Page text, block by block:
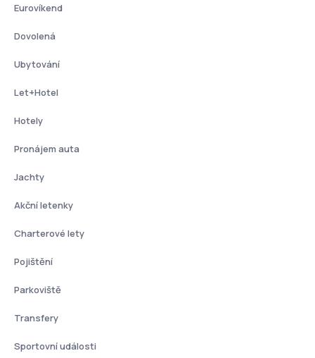
Eurovíkend
Dovolená
Ubytování
Let+Hotel
Hotely
Pronájem auta
Jachty
Akční letenky
Charterové lety
Pojištění
Parkoviště
Transfery
Sportovní události